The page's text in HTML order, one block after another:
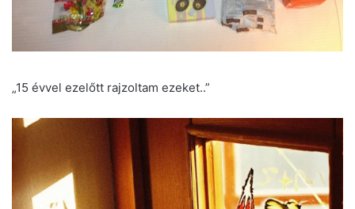
„15 évvel ezelőtt rajzoltam ezeket..”